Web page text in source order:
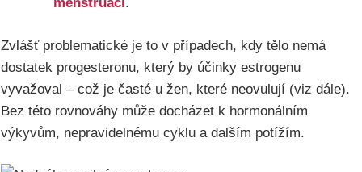
menstruaci.
Zvlášť problematické je to v případech, kdy tělo nemá
dostatek progesteronu, který by účinky estrogenu
vyvažoval – což je časté u žen, které neovulují (viz dále).
Bez této rovnováhy může docházet k hormonálním
výkyvům, nepravidelnému cyklu a dalším potížím.